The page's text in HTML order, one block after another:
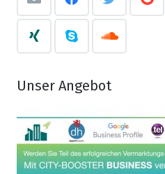
Unser Angebot